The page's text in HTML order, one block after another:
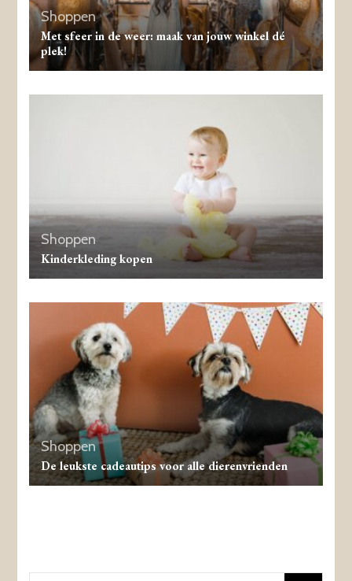
Shoppen
Met sfeer in de weer: maak van jouw winkel dé
plek!
Shoppen
Kinderkleding kopen
Shoppen
De leukste cadeautips voor alle dierenvrienden